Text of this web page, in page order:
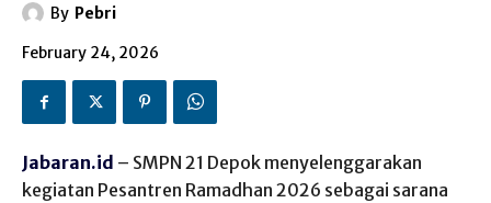
By Pebri
February 24, 2026
Jabaran.id – SMPN 21 Depok menyelenggarakan
kegiatan Pesantren Ramadhan 2026 sebagai sarana